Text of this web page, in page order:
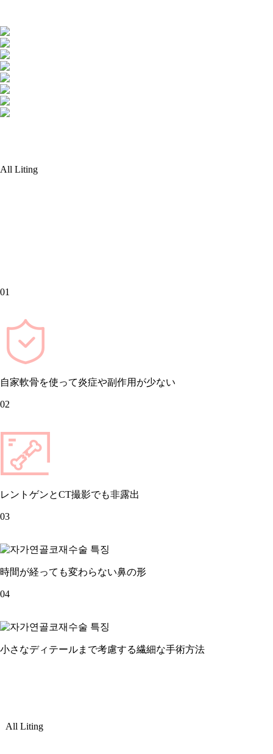
All Liting
01
自家軟骨を使って炎症や副作用が少ない
02
レントゲンとCT撮影でも非露出
03
時間が経っても変わらない鼻の形
04
小さなディテールまで考慮する繊細な手術方法
All Liting